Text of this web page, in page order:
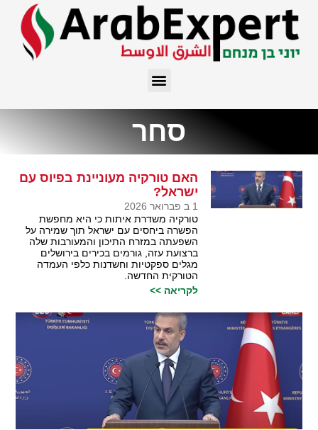
סחר
האם טורקיה מעוניינת בפיוס עם
ישראל?
1 ב פברואר 2026
טורקיה משדרת איתות כי היא מחפשת
הפשרה ביחסים עם ישראל תוך שמירה על
השפעתה במזרח התיכון והמעורבות שלה
ברצועת עזה, גורמים בכירים בירושלים
מגלים ספקטיות וחשדנות כלפי העמדה
הטורקית החדשה.
לקריאה >>